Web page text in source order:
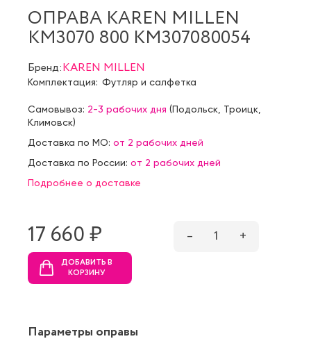
ОПРАВА KAREN MILLEN
KM3070 800 KM307080054
Бренд:KAREN MILLEN
Комплектация: Футляр и салфетка
Самовывоз: 2-3 рабочих дня (Подольск Троицк
Климовск)
Доставка по МО: от 2 рабочих дней
Доставка по России: от 2 рабочих дней
Подробнее о доставке
17 660 ₷ – 1 +
ДОБАВИТЬ В
КОРЗИНУ
Параметры оправы